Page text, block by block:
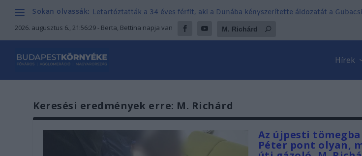
Sokan olvassák: Letartóztatták a 34 éves férfit, aki a Dunába kényszerítette áldozatát a
2026. augusztus 6., 21:56:31 - Berta, Bettina napja van
Hírek
Keresési eredmények erre: M. Richárd
Az újpesti
Péter pont olyan,